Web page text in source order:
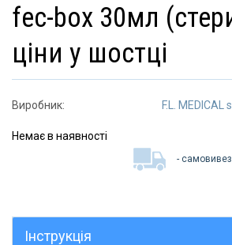
fec-box 30мл
ціни у шостці
Виробник: F.L. MEDICAL
Немає в наявності
-
Інструкція